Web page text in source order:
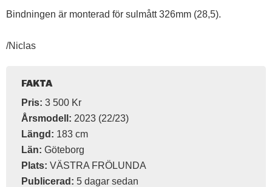
Bindningen är monterad för sulmått 326mm (28,5).
/Niclas
FAKTA
Pris: 3 500 Kr
Årsmodell: 2023 (22/23)
Längd: 183 cm
Län: Göteborg
Plats: VÄSTRA FRÖLUNDA
Publicerad: 5 dagar sedan